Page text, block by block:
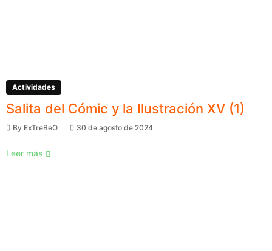
Actividades
Salita del Cómic y la Ilustración XV (1)
By ExTreBeO 30 de agosto de 2024
Leer más